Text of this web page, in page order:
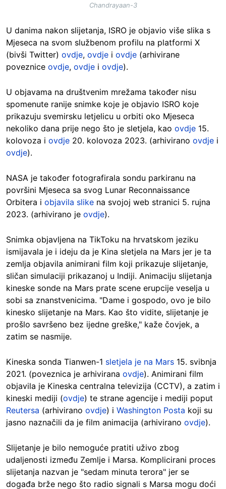
Chandrayaan-3
U danima nakon slijetanja, ISRO je objavio više slika s
Mjeseca na svom službenom profilu na platformi X
(bivši Twitter) ovdje, ovdje i ovdje (arhivirane
poveznice ovdje, ovdje i ovdje).
U objavama na društvenim mrežama također nisu
spomenute ranije snimke koje je objavio ISRO koje
prikazuju svemirsku letjelicu u orbiti oko Mjeseca
nekoliko dana prije nego što je sletjela, kao ovdje 15.
kolovoza i ovdje 20. kolovoza 2023. (arhivirano ovdje i
ovdje).
NASA je također fotografirala sondu parkiranu na
površini Mjeseca sa svog Lunar Reconnaissance
Orbitera i objavila slike na svojoj web stranici 5. rujna
2023. (arhivirano je ovdje).
Snimka objavljena na TikToku na hrvatskom jeziku
ismijavala je i ideju da je Kina sletjela na Mars jer je ta
zemlja objavila animirani film koji prikazuje slijetanje,
sličan simulaciji prikazanoj u Indiji. Animaciju slijetanja
kineske sonde na Mars prate scene erupcije veselja u
sobi sa znanstvenicima. "Dame i gospodo, ovo je bilo
kinesko slijetanje na Mars. Kao što vidite, slijetanje je
prošlo savršeno bez ijedne greške," kaže čovjek, a
zatim se nasmije.
Kineska sonda Tianwen-1 sletjela je na Mars 15. svibnja
2021. (poveznica je arhivirana ovdje). Animirani film
objavila je Kineska centralna televizija (CCTV), a zatim i
kineski mediji (ovdje) te strane agencije i mediji poput
Reutersa (arhivirano ovdje) i Washington Posta koji su
jasno naznačili da je film animacija (arhivirano ovdje).
Slijetanje je bilo nemoguće pratiti uživo zbog
udaljenosti između Zemlje i Marsa. Komplicirani proces
slijetanja nazvan je "sedam minuta terora" jer se
događa brže nego što radio signali s Marsa mogu doći